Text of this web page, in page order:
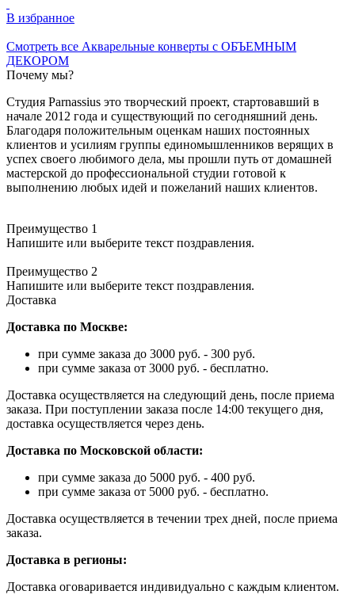
В избранное
Смотреть все Акварельные конверты с ОБЪЕМНЫМ
ДЕКОРОМ
Почему мы?
Студия Parnassius это творческий проект, стартовавший в
начале 2012 года и существующий по сегодняшний день.
Благодаря положительным оценкам наших постоянных
клиентов и усилиям группы единомышленников верящих в
успех своего любимого дела, мы прошли путь от домашней
мастерской до профессиональной студии готовой к
выполнению любых идей и пожеланий наших клиентов.
Преимущество 1
Напишите или выберите текст поздравления.
Преимущество 2
Напишите или выберите текст поздравления.
Доставка
Доставка по Москве:
при сумме заказа до 3000 руб. - 300 руб.
при сумме заказа от 3000 руб. - бесплатно.
Доставка осуществляется на следующий день, после приема
заказа. При поступлении заказа после 14:00 текущего дня,
доставка осуществляется через день.
Доставка по Московской области:
при сумме заказа до 5000 руб. - 400 руб.
при сумме заказа от 5000 руб. - бесплатно.
Доставка осуществляется в течении трех дней, после приема
заказа.
Доставка в регионы:
Доставка оговаривается индивидуально с каждым клиентом.